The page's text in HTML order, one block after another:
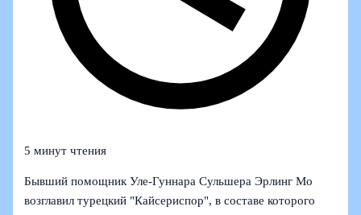
5 минут чтения
Бывший помощник Уле-Гуннара Сульшера Эрлинг Мо
возглавил турецкий "Кайсериспор", в составе которого